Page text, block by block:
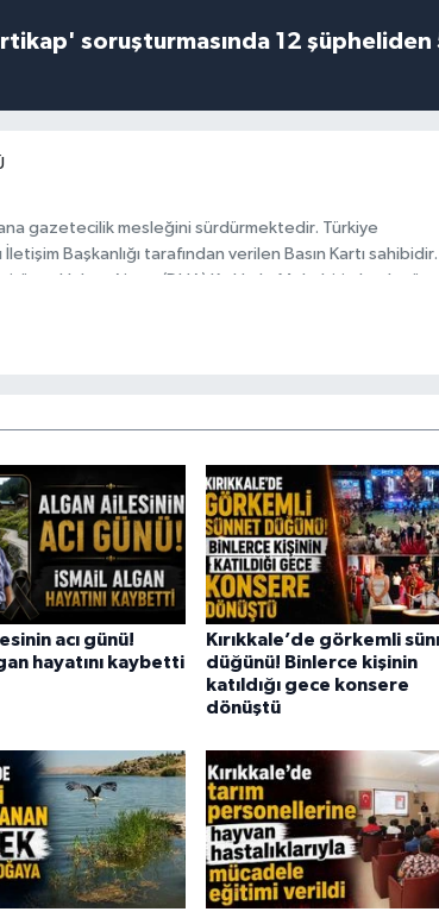
soruşturmasında 12 şüpheliden
gazetecilik mesleğini sürdürmektedir. Türkiye
Başkanlığı tarafından verilen Basın Kartı sahibidir.
Haber Ajansı (DHA) Kırıkkale Muhabiri olarak görev
acı günü!
hayatını kaybetti
Kırıkkale’de görkemli
düğünü! Binlerce kişinin
katıldığı gece konsere
dönüştü